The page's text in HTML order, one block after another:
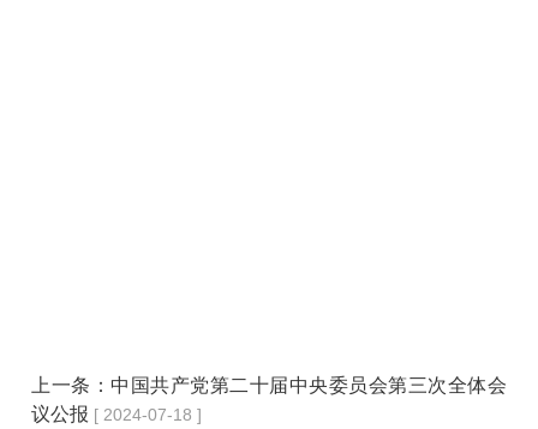
上一条： 中国共产党第二十届中央委员会第三次全体会
议公报 [ 2024-07-18 ]